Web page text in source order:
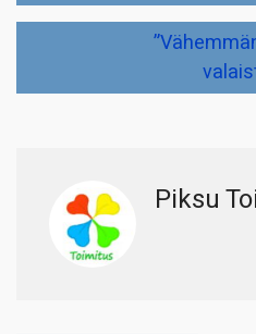
Piksu